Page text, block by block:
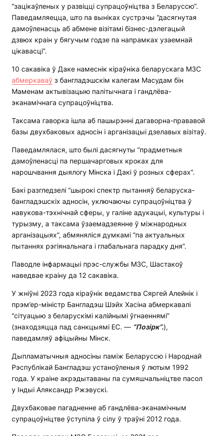
“зацікаўленых у развіцці супрацоўніцтва з Беларуссю”.
Паведамляецца, што па выніках сустрэчы “дасягнутая
дамоўленасць аб абмене візітамі бізнес-дэлегацый
дзвюх краін у бягучым годзе па напрамках узаемнай
цікавасці”.
10 сакавіка ў Даке намеснік кіраўніка беларускага МЗС
абмеркаваў з бангладэшскім калегам Масудам бін
Маменам актывізацыю палітычнага і гандлёва-
эканамічнага супрацоўніцтва.
Таксама гаворка ішла аб пашырэнні дагаворна-прававой
базы двухбаковых адносін і арганізацыі дзелавых візітаў.
Паведамлялася, што былі дасягнуты “прадметныя
дамоўленасці па першачарговых кроках для
нарошчвання дыялогу Мінска і Дакі ў розных сферах”.
Бакі разгледзелі “шырокі спектр пытанняў беларуска-
бангладэшскіх адносін, уключаючы супрацоўніцтва ў
навукова-тэхнічнай сферы, у галіне адукацыі, культуры і
турызму, а таксама ўзаемадзеянне ў міжнародных
арганізацыях”, абмяняліся думкамі “па актуальных
пытаннях рэгіянальнага і глабальнага парадку дня”.
Паводле інфармацыі прэс-службы МЗС, Шастакоў
наведвае краіну да 12 сакавіка.
У жніўні 2023 года кіраўнік ведамства Сяргей Алейнік і
прэм’ер-міністр Бангладэш Шэйх Хасіна абмеркавалі
“сітуацыю з беларускімі калійнымі ўгнаеннямі”
(знаходзяцца пад санкцыямі ЕС. — “Позірк“.),
паведамляў афіцыйны Мінск.
Дыпламатычныя адносіны паміж Беларуссю і Народнай
Рэспублікай Бангладэш устаноўленыя ў лютым 1992
года. У краіне акрэдытаваны па сумяшчальніцтве пасол
у Індыі Аляксандр Ржэвускі.
Двухбаковае пагадненне аб гандлёва-эканамічным
супрацоўніцтве ўступіла ў сілу ў траўні 2012 года.